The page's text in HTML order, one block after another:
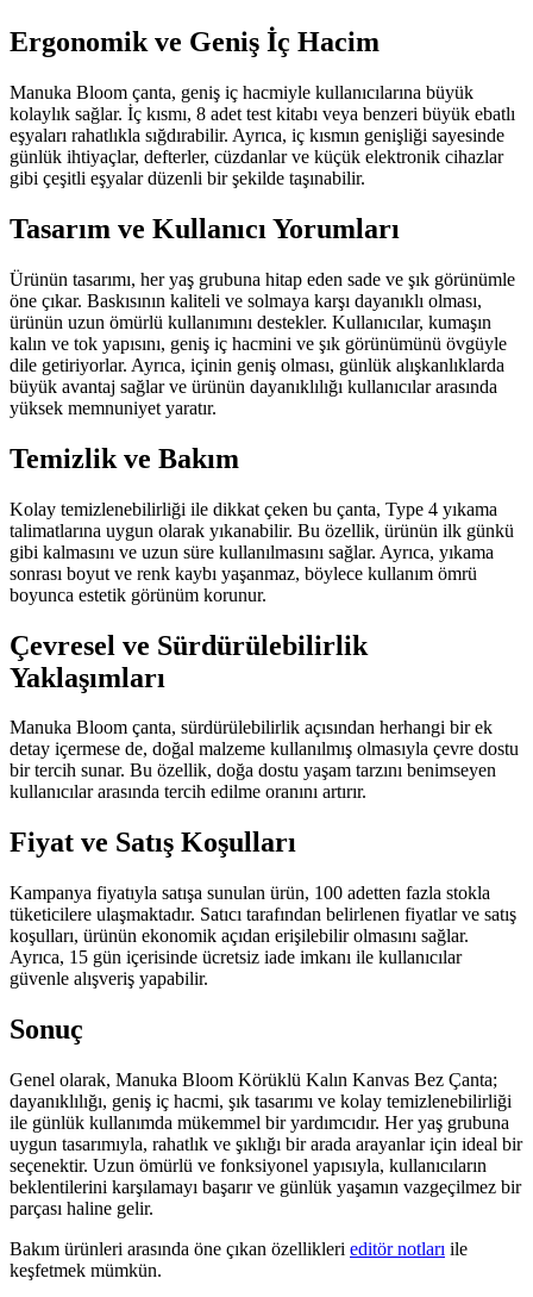
Ergonomik ve Geniş İç Hacim
Manuka Bloom çanta, geniş iç hacmiyle kullanıcılarına büyük
kolaylık sağlar. İç kısmı, 8 adet test kitabı veya benzeri büyük ebatlı
eşyaları rahatlıkla sığdırabilir. Ayrıca, iç kısmın genişliği sayesinde
günlük ihtiyaçlar, defterler, cüzdanlar ve küçük elektronik cihazlar
gibi çeşitli eşyalar düzenli bir şekilde taşınabilir.
Tasarım ve Kullanıcı Yorumları
Ürünün tasarımı, her yaş grubuna hitap eden sade ve şık görünümle
öne çıkar. Baskısının kaliteli ve solmaya karşı dayanıklı olması,
ürünün uzun ömürlü kullanımını destekler. Kullanıcılar, kumaşın
kalın ve tok yapısını, geniş iç hacmini ve şık görünümünü övgüyle
dile getiriyorlar. Ayrıca, içinin geniş olması, günlük alışkanlıklarda
büyük avantaj sağlar ve ürünün dayanıklılığı kullanıcılar arasında
yüksek memnuniyet yaratır.
Temizlik ve Bakım
Kolay temizlenebilirliği ile dikkat çeken bu çanta, Type 4 yıkama
talimatlarına uygun olarak yıkanabilir. Bu özellik, ürünün ilk günkü
gibi kalmasını ve uzun süre kullanılmasını sağlar. Ayrıca, yıkama
sonrası boyut ve renk kaybı yaşanmaz, böylece kullanım ömrü
boyunca estetik görünüm korunur.
Çevresel ve Sürdürülebilirlik
Yaklaşımları
Manuka Bloom çanta, sürdürülebilirlik açısından herhangi bir ek
detay içermese de, doğal malzeme kullanılmış olmasıyla çevre dostu
bir tercih sunar. Bu özellik, doğa dostu yaşam tarzını benimseyen
kullanıcılar arasında tercih edilme oranını artırır.
Fiyat ve Satış Koşulları
Kampanya fiyatıyla satışa sunulan ürün, 100 adetten fazla stokla
tüketicilere ulaşmaktadır. Satıcı tarafından belirlenen fiyatlar ve satış
koşulları, ürünün ekonomik açıdan erişilebilir olmasını sağlar.
Ayrıca, 15 gün içerisinde ücretsiz iade imkanı ile kullanıcılar
güvenle alışveriş yapabilir.
Sonuç
Genel olarak, Manuka Bloom Körüklü Kalın Kanvas Bez Çanta;
dayanıklılığı, geniş iç hacmi, şık tasarımı ve kolay temizlenebilirliği
ile günlük kullanımda mükemmel bir yardımcıdır. Her yaş grubuna
uygun tasarımıyla, rahatlık ve şıklığı bir arada arayanlar için ideal bir
seçenektir. Uzun ömürlü ve fonksiyonel yapısıyla, kullanıcıların
beklentilerini karşılamayı başarır ve günlük yaşamın vazgeçilmez bir
parçası haline gelir.
Bakım ürünleri arasında öne çıkan özellikleri editör notları ile
keşfetmek mümkün.